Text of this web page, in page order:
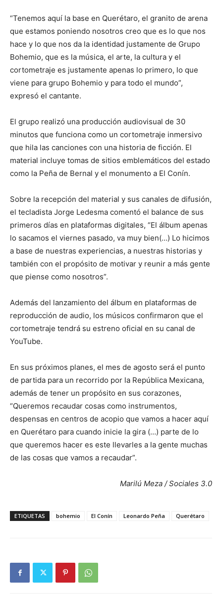
“Tenemos aquí la base en Querétaro, el granito de arena
que estamos poniendo nosotros creo que es lo que nos
hace y lo que nos da la identidad justamente de Grupo
Bohemio, que es la música, el arte, la cultura y el
cortometraje es justamente apenas lo primero, lo que
viene para grupo Bohemio y para todo el mundo”,
expresó el cantante.
El grupo realizó una producción audiovisual de 30
minutos que funciona como un cortometraje inmersivo
que hila las canciones con una historia de ficción. El
material incluye tomas de sitios emblemáticos del estado
como la Peña de Bernal y el monumento a El Conín.
Sobre la recepción del material y sus canales de difusión,
el tecladista Jorge Ledesma comentó el balance de sus
primeros días en plataformas digitales, “El álbum apenas
lo sacamos el viernes pasado, va muy bien(…) Lo hicimos
a base de nuestras experiencias, a nuestras historias y
también con el propósito de motivar y reunir a más gente
que piense como nosotros”.
Además del lanzamiento del álbum en plataformas de
reproducción de audio, los músicos confirmaron que el
cortometraje tendrá su estreno oficial en su canal de
YouTube.
En sus próximos planes, el mes de agosto será el punto
de partida para un recorrido por la República Mexicana,
además de tener un propósito en sus corazones,
“Queremos recaudar cosas como instrumentos,
despensas en centros de acopio que vamos a hacer aquí
en Querétaro para cuando inicie la gira (…) parte de lo
que queremos hacer es este llevarles a la gente muchas
de las cosas que vamos a recaudar”.
Marilú Meza / Sociales 3.0
ETIQUETAS bohemio El Conín Leonardo Peña Querétaro